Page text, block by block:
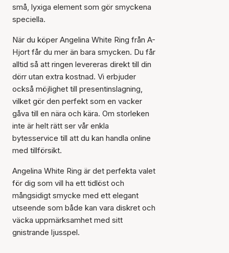
små, lyxiga element som gör smyckena
speciella.
När du köper Angelina White Ring från A-
Hjort får du mer än bara smycken. Du får
alltid så att ringen levereras direkt till din
dörr utan extra kostnad. Vi erbjuder
också möjlighet till presentinslagning,
vilket gör den perfekt som en vacker
gåva till en nära och kära. Om storleken
inte är helt rätt ser vår enkla
bytesservice till att du kan handla online
med tillförsikt.
Angelina White Ring är det perfekta valet
för dig som vill ha ett tidlöst och
mångsidigt smycke med ett elegant
utseende som både kan vara diskret och
väcka uppmärksamhet med sitt
gnistrande ljusspel.